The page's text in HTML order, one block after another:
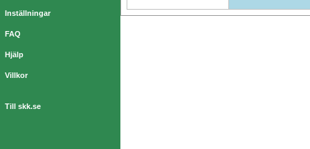
Inställningar
FAQ
Hjälp
Villkor
Till skk.se